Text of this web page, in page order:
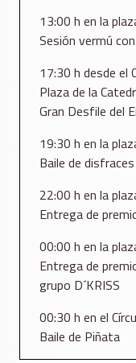
13:00 h en la
Sesión vermú
17:30 h desde el
Plaza de la
Gran Desfile del
19:30 h en la
Baile de
22:00 h en la
Entrega de
00:00 h en la
Entrega de
grupo D´KRISS
00:30 h en el
Baile de Piñata